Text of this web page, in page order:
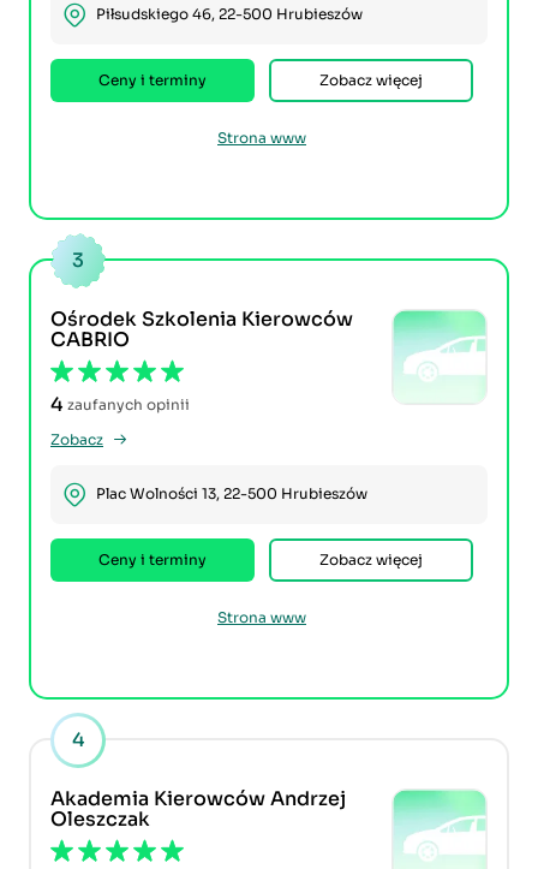
Piłsudskiego 46, 22-500 Hrubieszów
Ceny i terminy Zobacz więcej
Strona www
3
Ośrodek Szkolenia Kierowców
CABRIO
4 zaufanych opinii
Zobacz
Plac Wolności 13, 22-500 Hrubieszów
Ceny i terminy Zobacz więcej
Strona www
4
Akademia Kierowców Andrzej
Oleszczak